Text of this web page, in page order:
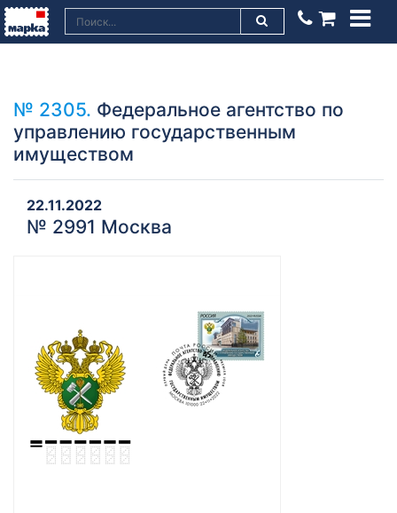
№ 2305. Федеральное агентство по
управлению государственным
имуществом
22.11.2022
№ 2991 Москва